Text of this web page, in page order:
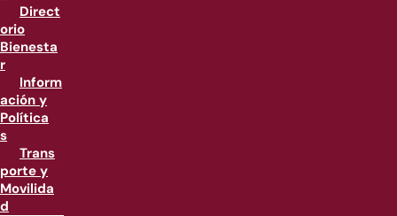
Direct
orio
Bienesta
r
Inform
ación y
Política
s
Trans
porte y
Movilida
d